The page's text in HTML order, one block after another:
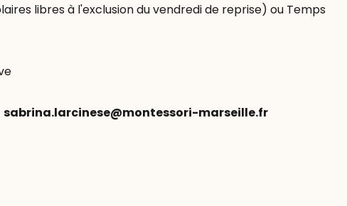
libres à l'exclusion du vendredi de reprise) ou Temps
sabrina.larcinese@montessori-marseille.fr